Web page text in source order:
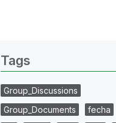
Tags
Group_Discussions
Group_Documents
fecha